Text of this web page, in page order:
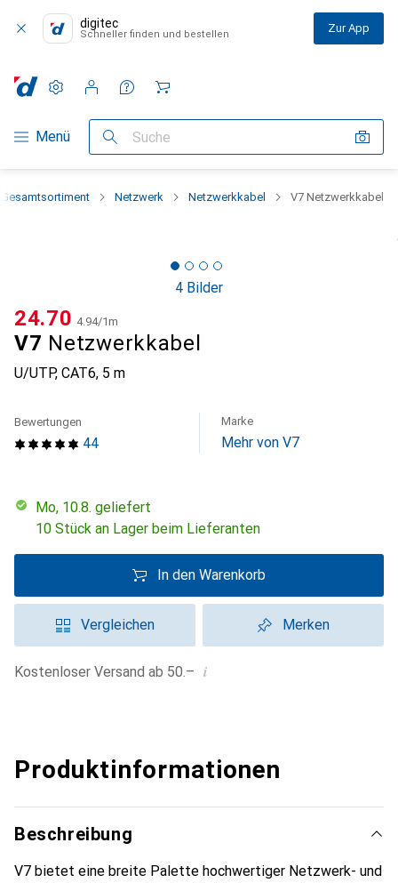
digitec
Schneller finden und bestellen Zur App
Navigation nach Kategorien
Menü Suche
Einstellungen
Kundenkonto
Vergleichslisten
Merklisten
Warenkorb
Gesamtsortiment Netzwerk Netzwerkkabel V7 Netzwerkkabel
4 Bilder
V7 Netzwerkkabel
U/UTP, CAT6, 5 m
CHF
24.70 CHF
4.94/1m
44
Bewertungen Marke
Mehr von V7
Mo, 10.8. geliefert
10 Stück an Lager beim Lieferanten
In den Warenkorb
Vergleichen Merken
Kostenloser Versand ab 50.– i
Produktinformationen
Beschreibung
V7 bietet eine breite Palette hochwertiger Netzwerk- und